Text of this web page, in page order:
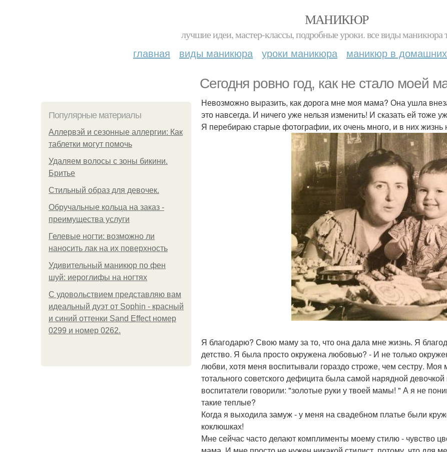
МАНИКЮР
лучшие идеи, мастер-классы, подробные уроки. все виды маникюра
главная виды маникюра уроки маникюра маникюр в
Сегодня ровно год, как не стало моей
Популярные материалы
Аллервэй и сезонные аллергии: Как
таблетки могут помочь
Удаляем волосы с зоны бикини.
Бритье
Стильный образ для девочек.
Обручальные кольца на заказ -
преимущества услуги
Гелевые ногти: возможно ли
наносить лак на их поверхность
Удивительный маникюр по фен
шуй: иероглифы на ногтях
С удовольствием представляю вам
идеальный дуэт от Sophin - красный
и синий оттенки Sand Effect номер
0299 и номер 0262.
Невозможно выразить, как дорога мне моя мама? Она ушла
это навсегда. И ничего уже нельзя изменить! И сказать ей тоже
Я перебираю старые фотографии, их очень много, и в них
Я благодарю? Свою маму за то, что она дала мне жизнь. Я
детство. Я была просто окружена любовью? - И не только
любви, хотя меня воспитывали гораздо строже, чем сестру.
тотального советского дефицита была самой нарядной
воспитатели говорили: "золотые руки у твоей мамы! " А я не
такие теплые?
Когда я выходила замуж - у меня на свадебном платье были
коклюшках!
Мне сейчас часто делают комплименты моему стилю - чувство